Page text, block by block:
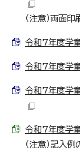
（注意）両面印
令和7年度学
令和7年度学
令和7年度学
令和7年度学
（注意）記入